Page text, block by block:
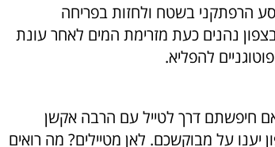
הרפתקני בשטח ולחזות בפריחה
נהנים כעת מזרימת המים לאחר עונת
להפליא.
חיפשתם דרך לטייל עם הרבה אקשן
יענו על מבוקשכם. לאן מטיילים? מה רואים